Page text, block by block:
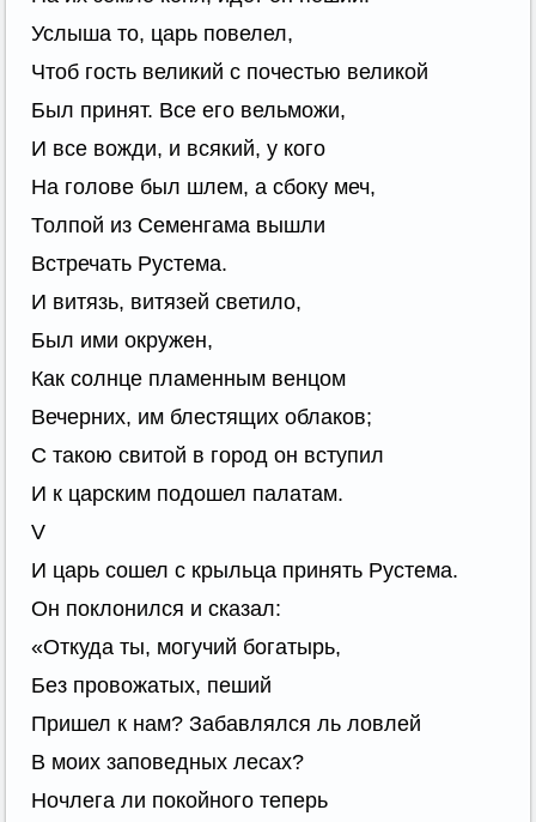
Услыша то, царь повелел,
Чтоб гость великий с почестью великой
Был принят. Все его вельможи,
И все вожди, и всякий, у кого
На голове был шлем, а сбоку меч,
Толпой из Семенгама вышли
Встречать Рустема.
И витязь, витязей светило,
Был ими окружен,
Как солнце пламенным венцом
Вечерних, им блестящих облаков;
С такою свитой в город он вступил
И к царским подошел палатам.
V
И царь сошел с крыльца принять Рустема.
Он поклонился и сказал:
«Откуда ты, могучий богатырь,
Без провожатых, пеший
Пришел к нам? Забавлялся ль ловлей
В моих заповедных лесах?
Ночлега ли покойного теперь